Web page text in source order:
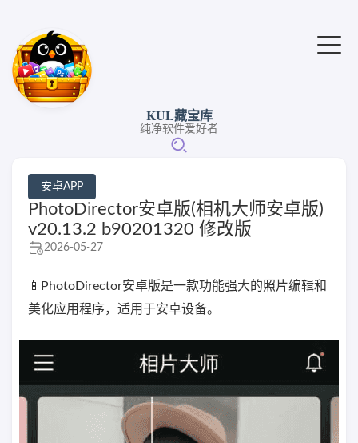
KUL藏宝库
纯净软件爱好者
安卓APP
PhotoDirector安卓版(相机大师安卓版)
v20.13.2 b90201320 修改版
2026-05-27
📱PhotoDirector安卓版是一款功能强大的照片编辑和
美化应用程序，适用于安卓设备。